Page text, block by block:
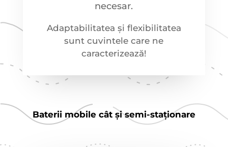
necesar.
Adaptabilitatea și flexibilitatea
sunt cuvintele care ne
caracterizează!
Baterii mobile cât și semi-staționare